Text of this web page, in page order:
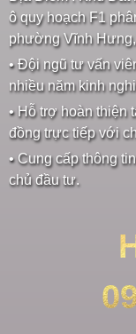
ô quy hoạch F1
phường Vĩnh
• Đội ngũ tư vấn
nhiều năm kinh
• Hỗ trợ hoàn thiện
đồng trực tiếp với
• Cung cấp thông
chủ đầu tư.